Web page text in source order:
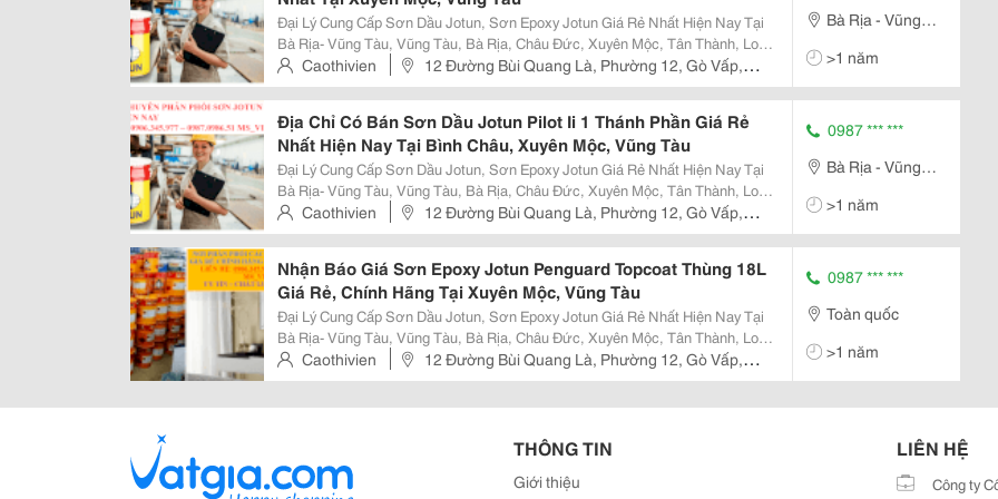
Đại Lý Cung Cấp Sơn Dầu Jotun, Sơn Epoxy Jotun Giá Rẻ Nhất Hiện Nay Tại
Bà Rịa- Vũng Tàu, Vũng Tàu, Bà Rịa, Châu Đức, Xuyên Mộc, Tân Thành, Long
Điền, Đất Đỏ, Côn Đảo &Bull; Sơn Dầu Jotun Pilot Ii Chính Hãng Tại Bình Châu,
Xuyên Mộc Nhà Máy Phân...
Caothivien
12 Đường Bùi Quang Là, Phường 12, Gò Vấp,
Hồ Chí Minh, Việt Nam
Bà Rịa - Vũng
>1 năm
Địa Chỉ Có Bán Sơn Dầu Jotun Pilot Ii 1 Thánh Phần Giá Rẻ
Nhất Hiện Nay Tại Bình Châu, Xuyên Mộc, Vũng Tàu
Đại Lý Cung Cấp Sơn Dầu Jotun, Sơn Epoxy Jotun Giá Rẻ Nhất Hiện Nay Tại
Bà Rịa- Vũng Tàu, Vũng Tàu, Bà Rịa, Châu Đức, Xuyên Mộc, Tân Thành, Long
Điền, Đất Đỏ, Côn Đảo Sơn Dầu Jotun Pilot Ii &Ndash; Sơn Jotun Chính Hãng
Mô Tả Sản Phẩm Sơn Dầu...
Caothivien
12 Đường Bùi Quang Là, Phường 12, Gò Vấp,
Hồ Chí Minh, Việt Nam
0987 *** ***
Bà Rịa - Vũng
>1 năm
Nhận Báo Giá Sơn Epoxy Jotun Penguard Topcoat Thùng 18L
Giá Rẻ, Chính Hãng Tại Xuyên Mộc, Vũng Tàu
Đại Lý Cung Cấp Sơn Dầu Jotun, Sơn Epoxy Jotun Giá Rẻ Nhất Hiện Nay Tại
Bà Rịa- Vũng Tàu, Vũng Tàu, Bà Rịa, Châu Đức, Xuyên Mộc, Tân Thành, Long
Điền, Đất Đỏ, Côn Đảo Mô Tả Sản Phẩm Sơn Epoxy Jotun Penguard Topcoat
(Penguard Tc) Là Loại Sơn 2...
Caothivien
12 Đường Bùi Quang Là, Phường 12, Gò Vấp,
Hồ Chí Minh, Việt Nam
0987 *** ***
Toàn quốc
>1 năm
THÔNG TIN
Giới thiệu
LIÊN HỆ
Công ty